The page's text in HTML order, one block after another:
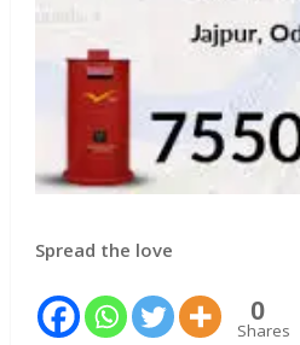
Spread the love
0
Shares